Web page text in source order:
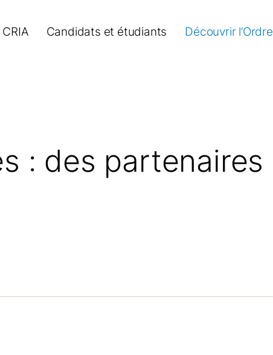
Candidats et étudiants Découvrir l’Ordre
: des partenaires